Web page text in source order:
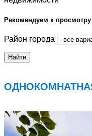
Рекомендуем к просмотру
Район города
ОДНОКОМНАТНАЯ